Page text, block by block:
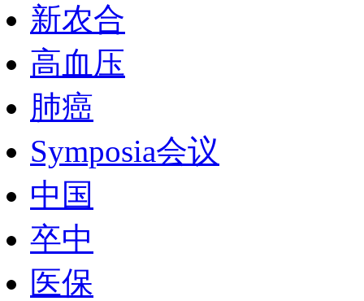
新农合
高血压
肺癌
Symposia会议
中国
卒中
医保